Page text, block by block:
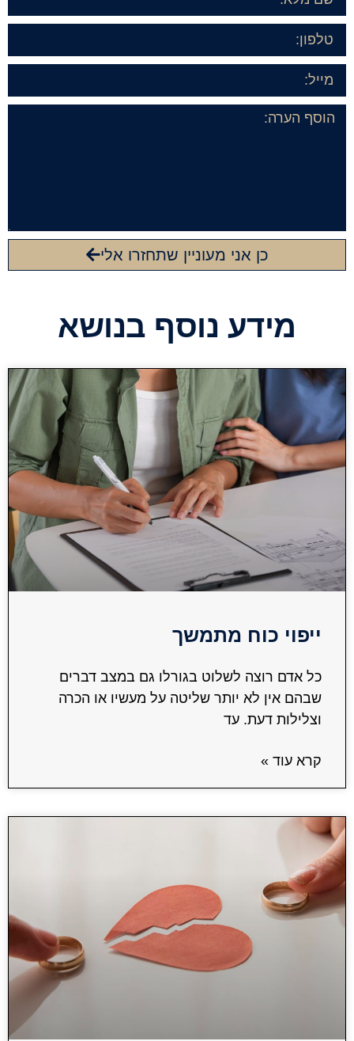
כן אני מעוניין שתחזרו אלי
מידע נוסף בנושא
ייפוי כוח מתמשך
כל אדם רוצה לשלוט בגורלו גם במצב דברים
שבהם אין לא יותר שליטה על מעשיו או הכרה
וצלילות דעת. עד
קרא עוד »